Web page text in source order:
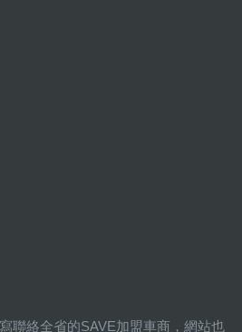
聯絡全省的SAVE加盟車商，網站也